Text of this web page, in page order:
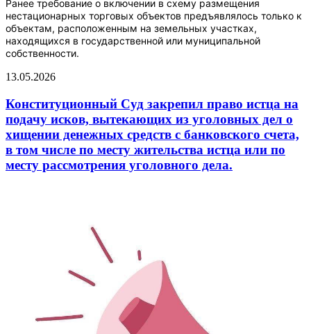
Ранее требование о включении в схему размещения
нестационарных торговых объектов предъявлялось только к
объектам, расположенным на земельных участках,
находящихся в государственной или муниципальной
собственности.
13.05.2026
Конституционный Суд закрепил право истца на
подачу исков, вытекающих из уголовных дел о
хищении денежных средств с банковского счета,
в том числе по месту жительства истца или по
месту рассмотрения уголовного дела.